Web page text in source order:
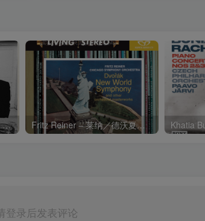
Charli xcx – Music, Fashion, FilmⒺ【48kHz／24bit】英国区 Fritz Reiner – 莱纳／德沃夏克：第九交响曲
登录后发表评论